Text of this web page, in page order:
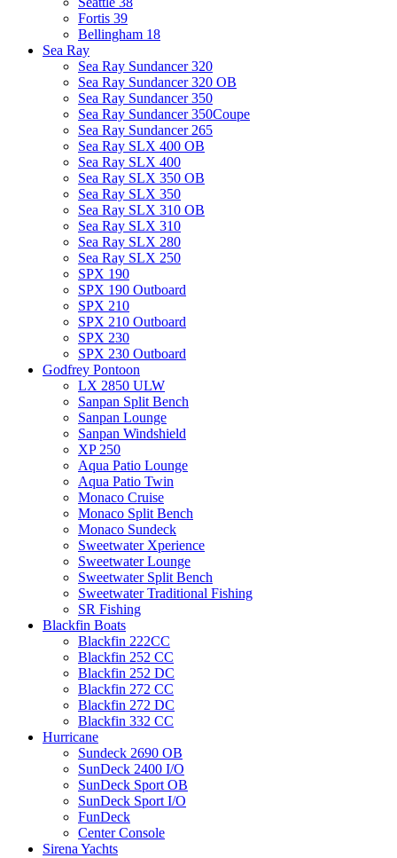
Fortis 39
Bellingham 18
Sea Ray
Sea Ray Sundancer 320
Sea Ray Sundancer 320 OB
Sea Ray Sundancer 350
Sea Ray Sundancer 350Coupe
Sea Ray Sundancer 265
Sea Ray SLX 400 OB
Sea Ray SLX 400
Sea Ray SLX 350 OB
Sea Ray SLX 350
Sea Ray SLX 310 OB
Sea Ray SLX 310
Sea Ray SLX 280
Sea Ray SLX 250
SPX 190
SPX 190 Outboard
SPX 210
SPX 210 Outboard
SPX 230
SPX 230 Outboard
Godfrey Pontoon
LX 2850 ULW
Sanpan Split Bench
Sanpan Lounge
Sanpan Windshield
XP 250
Aqua Patio Lounge
Aqua Patio Twin
Monaco Cruise
Monaco Split Bench
Monaco Sundeck
Sweetwater Xperience
Sweetwater Lounge
Sweetwater Split Bench
Sweetwater Traditional Fishing
SR Fishing
Blackfin Boats
Blackfin 222CC
Blackfin 252 CC
Blackfin 252 DC
Blackfin 272 CC
Blackfin 272 DC
Blackfin 332 CC
Hurricane
Sundeck 2690 OB
SunDeck 2400 I/O
SunDeck Sport OB
SunDeck Sport I/O
FunDeck
Center Console
Sirena Yachts